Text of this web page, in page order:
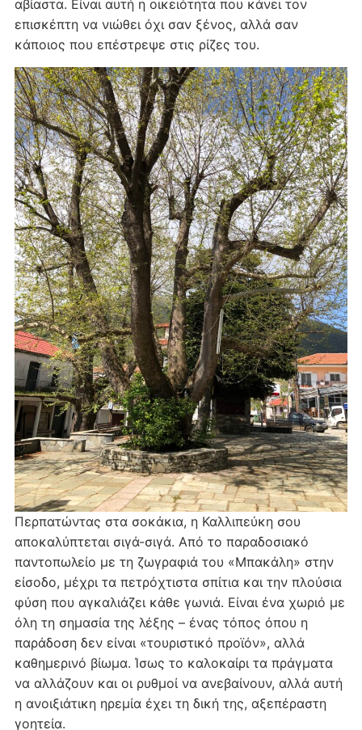
αβίαστα. Είναι αυτή η οικειότητα που κάνει τον
επισκέπτη να νιώθει όχι σαν ξένος, αλλά σαν
κάποιος που επέστρεψε στις ρίζες του.
Περπατώντας στα σοκάκια, η Καλλιπεύκη σου
αποκαλύπτεται σιγά-σιγά. Από το παραδοσιακό
παντοπωλείο με τη ζωγραφιά του «Μπακάλη» στην
είσοδο, μέχρι τα πετρόχτιστα σπίτια και την πλούσια
φύση που αγκαλιάζει κάθε γωνιά. Είναι ένα χωριό με
όλη τη σημασία της λέξης – ένας τόπος όπου η
παράδοση δεν είναι «τουριστικό προϊόν», αλλά
καθημερινό βίωμα. Ίσως το καλοκαίρι τα πράγματα
να αλλάζουν και οι ρυθμοί να ανεβαίνουν, αλλά αυτή
η ανοιξιάτικη ηρεμία έχει τη δική της, αξεπέραστη
γοητεία.